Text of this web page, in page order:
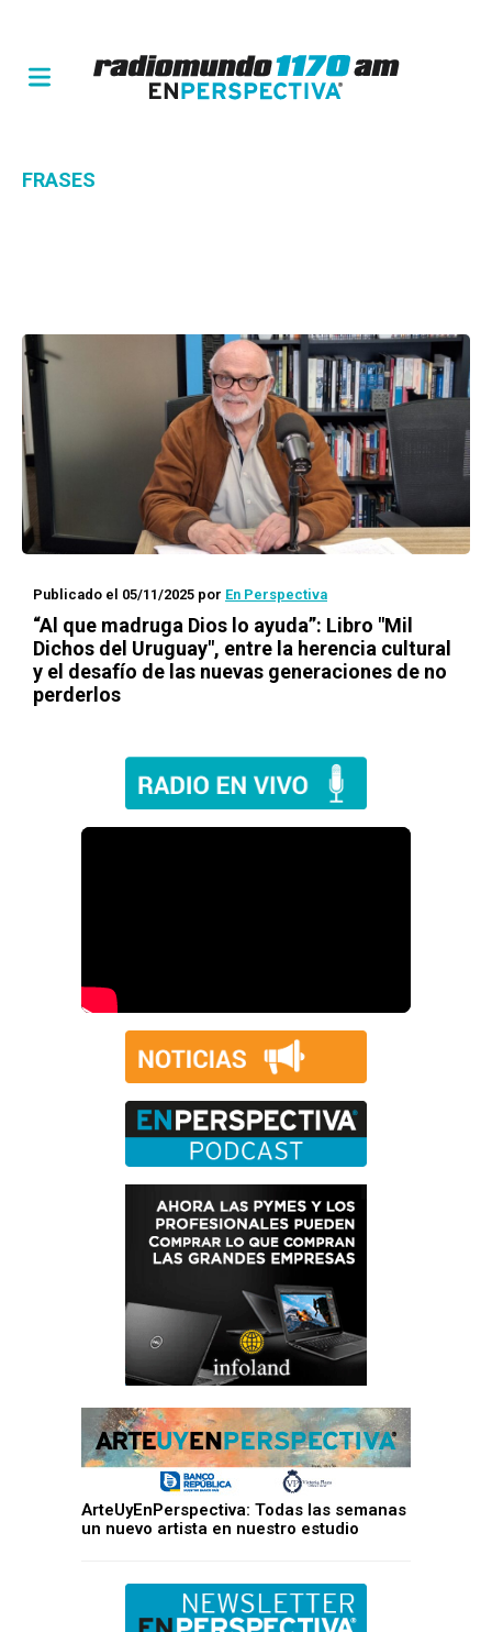
FRASES
Publicado el 05/11/2025 por En Perspectiva
“Al que madruga Dios lo ayuda”: Libro "Mil
Dichos del Uruguay", entre la herencia cultural
y el desafío de las nuevas generaciones de no
perderlos
ArteUyEnPerspectiva: Todas las semanas
un nuevo artista en nuestro estudio